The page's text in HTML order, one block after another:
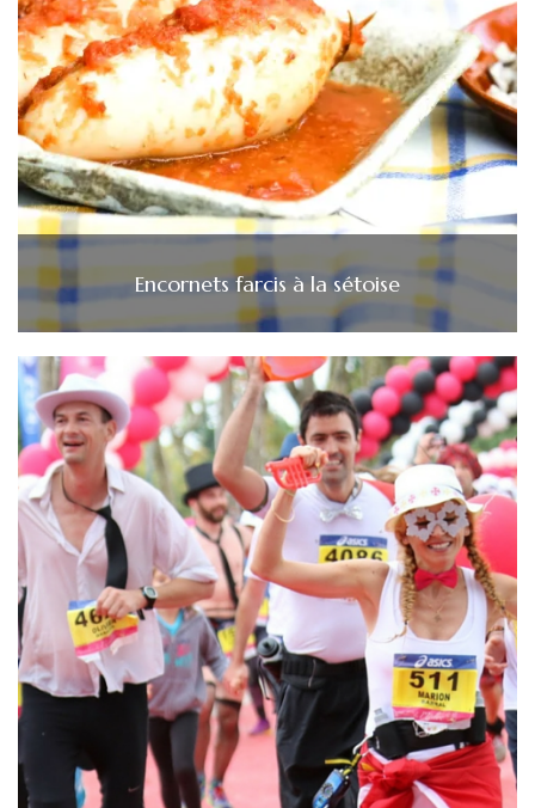
Encornets farcis à la sétoise